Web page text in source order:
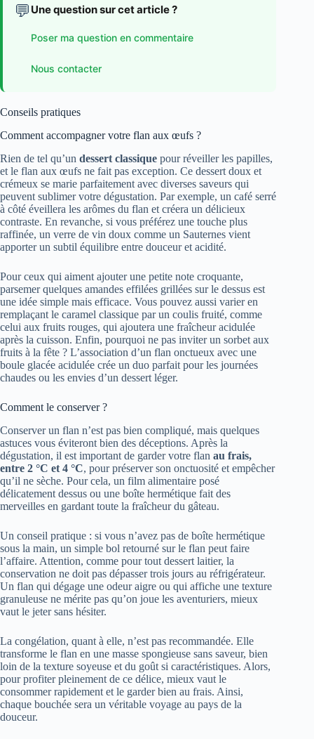
💬 Une question sur cet article ?
Poser ma question en commentaire
Nous contacter
Conseils pratiques
Comment accompagner votre flan aux œufs ?
Rien de tel qu’un dessert classique pour réveiller les papilles,
et le flan aux œufs ne fait pas exception. Ce dessert doux et
crémeux se marie parfaitement avec diverses saveurs qui
peuvent sublimer votre dégustation. Par exemple, un café serré
à côté éveillera les arômes du flan et créera un délicieux
contraste. En revanche, si vous préférez une touche plus
raffinée, un verre de vin doux comme un Sauternes vient
apporter un subtil équilibre entre douceur et acidité.
Pour ceux qui aiment ajouter une petite note croquante,
parsemer quelques amandes effilées grillées sur le dessus est
une idée simple mais efficace. Vous pouvez aussi varier en
remplaçant le caramel classique par un coulis fruité, comme
celui aux fruits rouges, qui ajoutera une fraîcheur acidulée
après la cuisson. Enfin, pourquoi ne pas inviter un sorbet aux
fruits à la fête ? L’association d’un flan onctueux avec une
boule glacée acidulée crée un duo parfait pour les journées
chaudes ou les envies d’un dessert léger.
Comment le conserver ?
Conserver un flan n’est pas bien compliqué, mais quelques
astuces vous éviteront bien des déceptions. Après la
dégustation, il est important de garder votre flan au frais,
entre 2 °C et 4 °C, pour préserver son onctuosité et empêcher
qu’il ne sèche. Pour cela, un film alimentaire posé
délicatement dessus ou une boîte hermétique fait des
merveilles en gardant toute la fraîcheur du gâteau.
Un conseil pratique : si vous n’avez pas de boîte hermétique
sous la main, un simple bol retourné sur le flan peut faire
l’affaire. Attention, comme pour tout dessert laitier, la
conservation ne doit pas dépasser trois jours au réfrigérateur.
Un flan qui dégage une odeur aigre ou qui affiche une texture
granuleuse ne mérite pas qu’on joue les aventuriers, mieux
vaut le jeter sans hésiter.
La congélation, quant à elle, n’est pas recommandée. Elle
transforme le flan en une masse spongieuse sans saveur, bien
loin de la texture soyeuse et du goût si caractéristiques. Alors,
pour profiter pleinement de ce délice, mieux vaut le
consommer rapidement et le garder bien au frais. Ainsi,
chaque bouchée sera un véritable voyage au pays de la
douceur.